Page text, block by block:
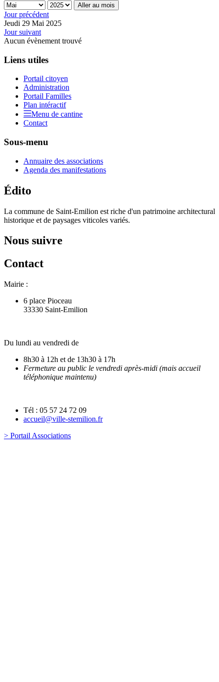
Aller au mois
Jour précédent
Jeudi 29 Mai 2025
Jour suivant
Aucun évènement trouvé
Liens utiles
Portail citoyen
Administration
Portail Familles
Plan intéractif
Menu de cantine
Contact
Sous-menu
Annuaire des associations
Agenda des manifestations
Édito
La commune de Saint-Emilion est riche d'un patrimoine architectural
historique et de paysages viticoles variés.
Nous suivre
Contact
Mairie :
6 place Pioceau
33330 Saint-Emilion
Du lundi au vendredi de
8h30 à 12h et de 13h30 à 17h
Fermeture au public le vendredi après-midi (mais accueil
téléphonique maintenu)
Tél : 05 57 24 72 09
accueil@ville-stemilion.fr
> Portail Associations